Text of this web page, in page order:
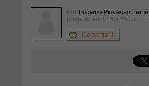
Por Luciano Piovesan Leme
postado em 02/04/2013
Comente!!!